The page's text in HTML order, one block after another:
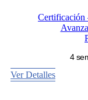
Certificación
4
Ver Detalles